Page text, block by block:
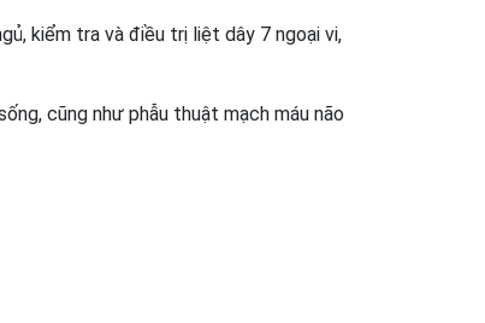
kiểm tra và điều trị liệt dây 7 ngoại vi,
cũng như phẫu thuật mạch máu não